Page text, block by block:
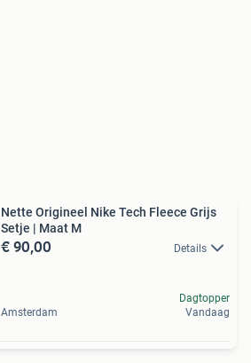
Nette Origineel Nike Tech Fleece Grijs
Setje | Maat M
€ 90,00 Details
Amsterdam
Dagtopper
Vandaag